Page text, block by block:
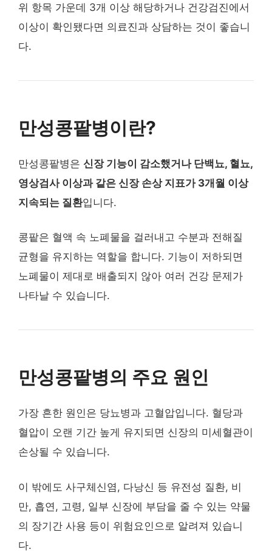
위 항목 가운데 3개 이상 해당하거나 건강검진에서
이상이 확인됐다면 의료진과 상담하는 것이 좋습니
다.
만성콩팥병이란?
만성콩팥병은 신장 기능이 감소했거나 단백뇨, 혈뇨,
영상검사 이상과 같은 신장 손상 지표가 3개월 이상
지속되는 질환입니다.
콩팥은 혈액 속 노폐물을 걸러내고 수분과 전해질
균형을 유지하는 역할을 합니다. 기능이 저하되면
노폐물이 제대로 배출되지 않아 여러 건강 문제가
나타날 수 있습니다.
만성콩팥병의 주요 원인
가장 흔한 원인은 당뇨병과 고혈압입니다. 혈당과
혈압이 오랜 기간 높게 유지되면 신장의 미세혈관이
손상될 수 있습니다.
이 밖에도 사구체신염, 다낭신 등 유전성 질환, 비
만, 흡연, 고령, 일부 신장에 부담을 줄 수 있는 약물
의 장기간 사용 등이 위험요인으로 알려져 있습니
다.